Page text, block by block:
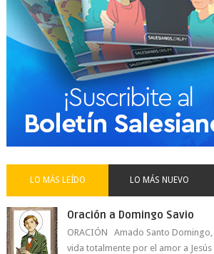
LO MÁS LEÍDO LO MÁS NUEVO
Oración a Domingo Savio
ORACIÓN Amado Santo
vida totalmente por el amor a